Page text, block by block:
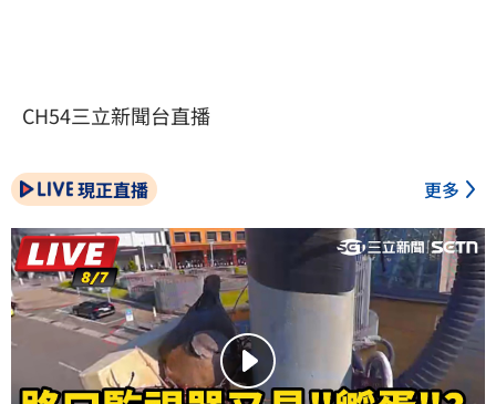
CH54三立新聞台直播
現正直播 更多